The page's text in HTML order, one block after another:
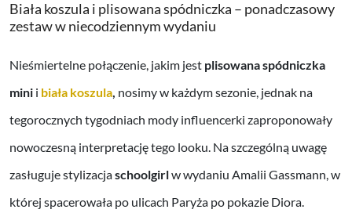
Biała koszula i plisowana spódniczka – ponadczasowy
zestaw w niecodziennym wydaniu
Nieśmiertelne połączenie, jakim jest plisowana spódniczka
mini i biała koszula, nosimy w każdym sezonie, jednak na
tegorocznych tygodniach mody influencerki zaproponowały
nowoczesną interpretację tego looku. Na szczególną uwagę
zasługuje stylizacjaschoolgirlw wydaniu Amalii Gassmann, w
której spacerowała po ulicach Paryża po pokazie Diora.